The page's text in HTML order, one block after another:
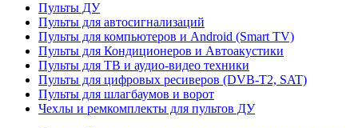
Пульты ДУ
Пульты для автосигнализаций
Пульты для компьютеров и Android (Smart TV)
Пульты для Кондиционеров и Автоакустики
Пульты для ТВ и аудио-видео техники
Пульты для цифровых ресиверов (DVB-T2, SAT)
Пульты для шлагбаумов и ворот
Чехлы и ремкомплекты для пультов ДУ